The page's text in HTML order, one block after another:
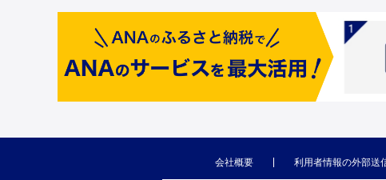
会社概要 利用者情報の外部送